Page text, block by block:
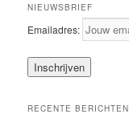
NIEUWSBRIEF
Emailadres:
RECENTE BERICHTEN